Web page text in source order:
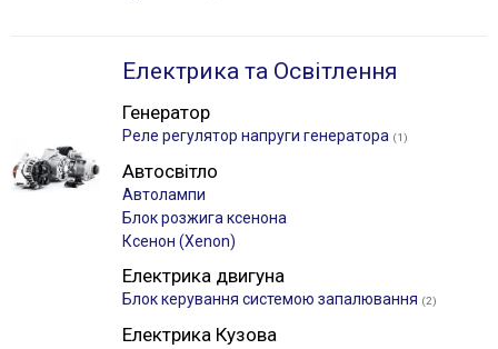
Електрика та Освітлення
Генератор
Реле регулятор напруги генератора (1)
Автосвітло
Автолампи
Блок розжига ксенона
Ксенон (Xenon)
Електрика двигуна
Блок керування системою запалювання (2)
Електрика Кузова